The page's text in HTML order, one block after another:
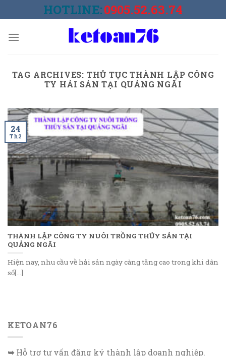
to
HOTLINE:0905.52.63.74
TAG ARCHIVES: THỦ TỤC THÀNH LẬP CÔNG
TY HẢI SẢN TẠI QUẢNG NGÃI
THÀNH LẬP CÔNG TY NUÔI TRỒNG THỦY SẢN TẠI
QUẢNG NGÃI
Hiện nay, nhu cầu về hải sản ngày càng tăng cao trong khi dân
số[...]
24
Th2
KETOAN76
➥Hỗ trợ tư vấn đăng ký thành lập doanh nghiệp.